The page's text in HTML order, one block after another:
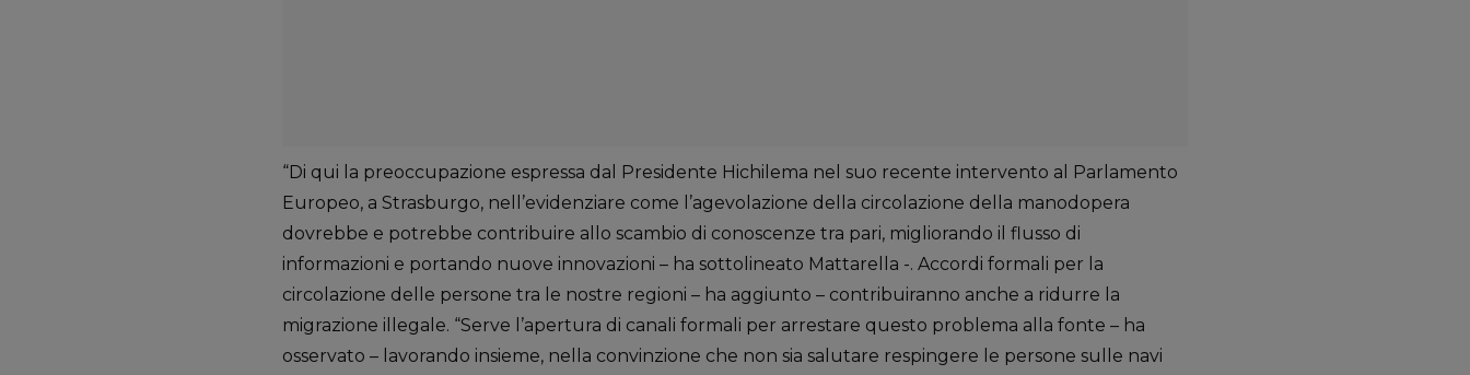
“Di qui la preoccupazione espressa dal Presidente Hichilema nel suo recente intervento al Parlamento
Europeo, a Strasburgo, nell’evidenziare come l’agevolazione della circolazione della manodopera
dovrebbe e potrebbe contribuire allo scambio di conoscenze tra pari, migliorando il flusso di
informazioni e portando nuove innovazioni – ha sottolineato Mattarella -. Accordi formali per la
circolazione delle persone tra le nostre regioni – ha aggiunto – contribuiranno anche a ridurre la
migrazione illegale. “Serve l’apertura di canali formali per arrestare questo problema alla fonte – ha
osservato – lavorando insieme, nella convinzione che non sia salutare respingere le persone sulle navi